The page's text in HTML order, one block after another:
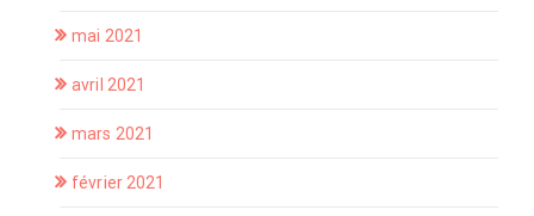
mai 2021
avril 2021
mars 2021
février 2021